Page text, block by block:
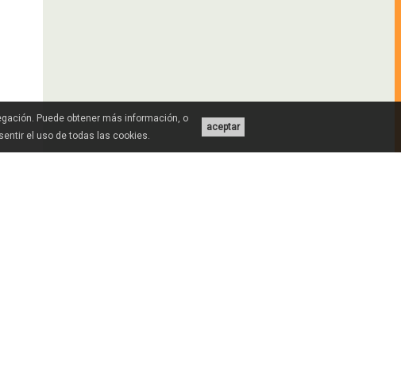
aceptar
Puede obtener más información, o
el uso de todas las cookies.